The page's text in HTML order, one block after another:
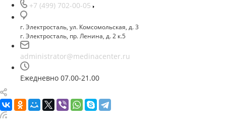
+7 (499) 702-00-05
г. Электросталь, ул. Комсомольская, д. 3
г. Электросталь, пр. Ленина, д. 2 к.5
administrator@medinacenter.ru
Ежедневно 07.00-21.00